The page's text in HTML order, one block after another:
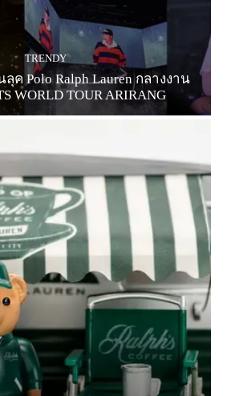
TRENDY
ค Polo Ralph Lauren กลางงาน
WORLD TOUR ARIRANG